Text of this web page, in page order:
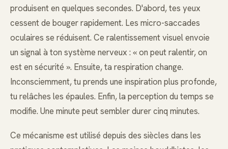
produisent en quelques secondes. D'abord, tes yeux
cessent de bouger rapidement. Les micro-saccades
oculaires se réduisent. Ce ralentissement visuel envoie
un signal à ton système nerveux : « on peut ralentir, on
est en sécurité ». Ensuite, ta respiration change.
Inconsciemment, tu prends une inspiration plus profonde,
tu relâches les épaules. Enfin, la perception du temps se
modifie. Une minute peut sembler durer cinq minutes.
Ce mécanisme est utilisé depuis des siècles dans les